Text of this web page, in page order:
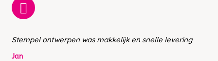
Stempel ontwerpen was makkelijk en snelle levering
Jan